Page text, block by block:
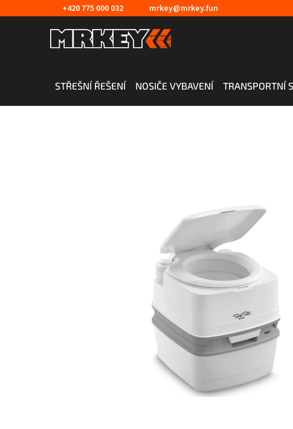
na
+420 775 000 032 mrkey@mrkey.fun
STŘEŠNÍ ŘEŠENÍ NOSIČE VYBAVENÍ TRANSPORTNÍ